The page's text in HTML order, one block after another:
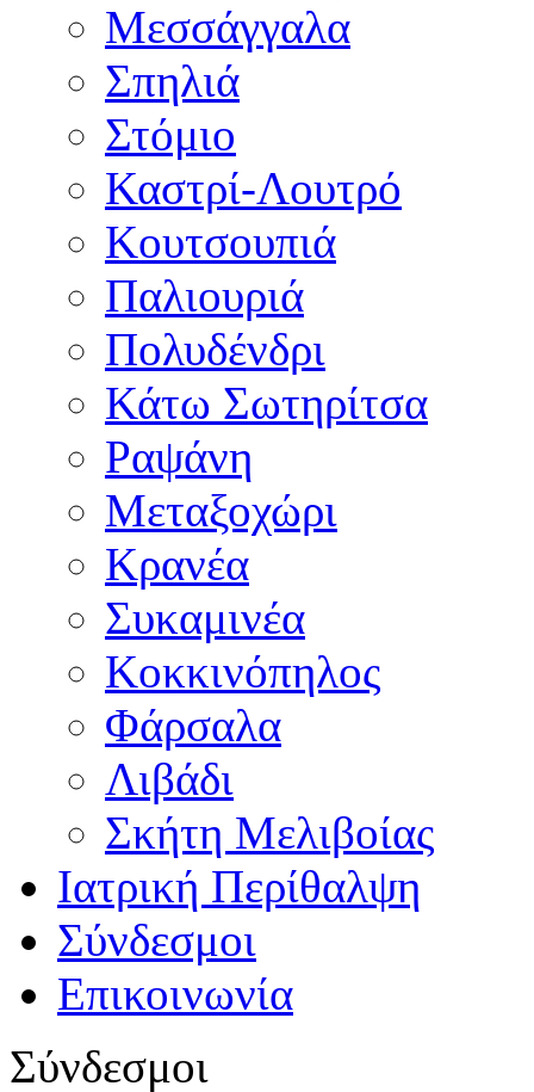
Μεσσάγγαλα
Σπηλιά
Στόμιο
Καστρί-Λουτρό
Κουτσουπιά
Παλιουριά
Πολυδένδρι
Κάτω Σωτηρίτσα
Ραψάνη
Μεταξοχώρι
Κρανέα
Συκαμινέα
Κοκκινόπηλος
Φάρσαλα
Λιβάδι
Σκήτη Μελιβοίας
Ιατρική Περίθαλψη
Σύνδεσμοι
Επικοινωνία
Σύνδεσμοι